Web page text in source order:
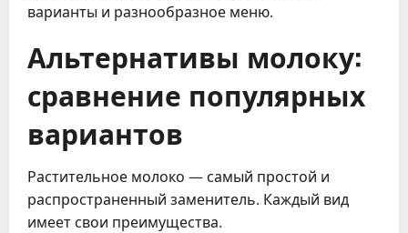
варианты и разнообразное меню.
Альтернативы молоку:
сравнение популярных
вариантов
Растительное молоко — самый простой и
распространенный заменитель. Каждый вид
имеет свои преимущества.